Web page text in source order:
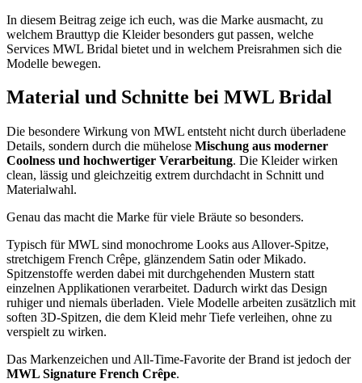
In diesem Beitrag zeige ich euch, was die Marke ausmacht, zu
welchem Brauttyp die Kleider besonders gut passen, welche
Services MWL Bridal bietet und in welchem Preisrahmen sich die
Modelle bewegen.
Material und Schnitte bei MWL Bridal
Die besondere Wirkung von MWL entsteht nicht durch überladene
Details, sondern durch die mühelose Mischung aus moderner
Coolness und hochwertiger Verarbeitung. Die Kleider wirken
clean, lässig und gleichzeitig extrem durchdacht in Schnitt und
Materialwahl.
Genau das macht die Marke für viele Bräute so besonders.
Typisch für MWL sind monochrome Looks aus Allover-Spitze,
stretchigem French Crêpe, glänzendem Satin oder Mikado.
Spitzenstoffe werden dabei mit durchgehenden Mustern statt
einzelnen Applikationen verarbeitet. Dadurch wirkt das Design
ruhiger und niemals überladen. Viele Modelle arbeiten zusätzlich mit
soften 3D-Spitzen, die dem Kleid mehr Tiefe verleihen, ohne zu
verspielt zu wirken.
Das Markenzeichen und All-Time-Favorite der Brand ist jedoch der
MWL Signature French Crêpe.